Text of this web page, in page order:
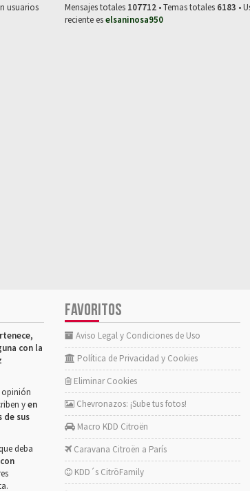
usuarios
Mensajes totales 107712 • Temas totales 6183 •
reciente eselsaninosa950
con la
opinión
yen
de sus
deba
FAVORITOS
Aviso Legal y Condiciones de Uso
Política de Privacidad y Cookies
Eliminar Cookies
Chevronazos: ¡Sube tus fotos!
Macro KDD Citroën
Caravana Citroën a París
KDD´s CitröFamily